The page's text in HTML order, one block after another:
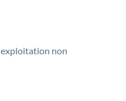
exploitation non